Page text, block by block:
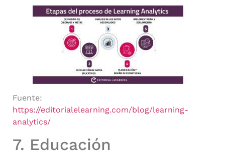
Fuente:
https://editorialelearning.com/blog/learning-
analytics/
7. Educación